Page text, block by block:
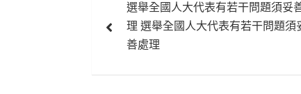
章
覽
選舉全國人大代表有若干問題須妥
理 選舉全國人大代表有若干問題須
善處理